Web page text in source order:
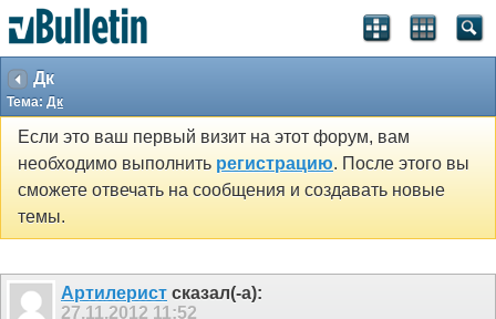
Дк
Тема: Дк
Если это ваш первый визит на этот форум, вам
необходимо выполнить регистрацию. После этого вы
сможете отвечать на сообщения и создавать новые
темы.
Артилерист сказал(-а):
27.11.2012 11:52